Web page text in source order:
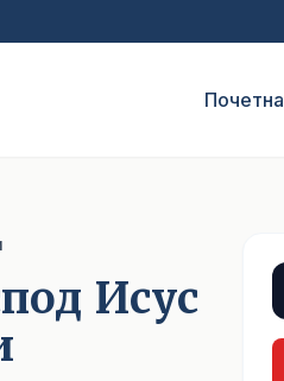
Почетна
Исус